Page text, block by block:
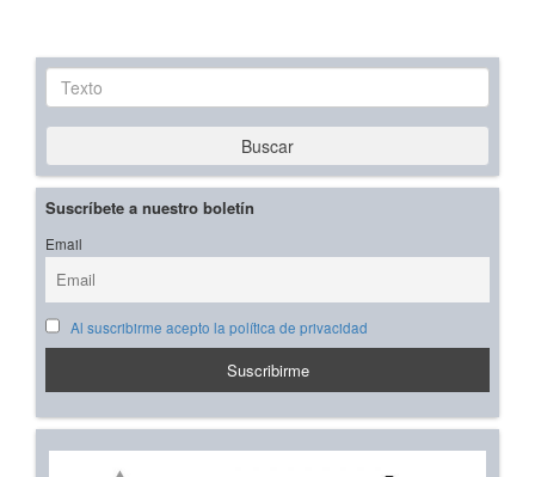
Texto
Buscar
Suscríbete a nuestro boletín
Email
Al suscribirme acepto la política de privacidad